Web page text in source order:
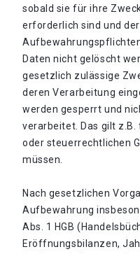
sobald sie für ihre
erforderlich sind und
Daten nicht gelöscht
gesetzlich zulässige
deren Verarbeitung
werden gesperrt und
verarbeitet. Das gilt
oder steuerrechtlichen
müssen.
Nach gesetzlichen
Aufbewahrung
Abs. 1 HGB
Eröffnungsbilanzen,